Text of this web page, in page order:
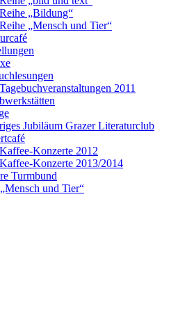
Reihe „Bildung“
Reihe „Mensch und Tier“
Tagebuchveranstaltungen 2011
Jubiläum Grazer Literaturclub
Kaffee-Konzerte 2012
Kaffee-Konzerte 2013/2014
Turmbund
und Tier“